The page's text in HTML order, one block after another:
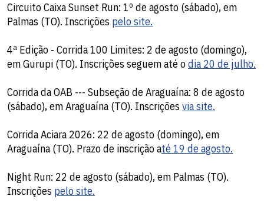
Circuito Caixa Sunset Run: 1º de agosto (sábado), em
Palmas (TO). Inscrições pelo site.
4ª Edição - Corrida 100 Limites: 2 de agosto (domingo),
em Gurupi (TO). Inscrições seguem até odia 20 de julho.
Corrida da OAB --- Subseção de Araguaína: 8 de agosto
(sábado), em Araguaína (TO). Inscrições via site.
Corrida Aciara 2026: 22 de agosto (domingo), em
Araguaína (TO). Prazo de inscrição até 19 de agosto.
Night Run: 22 de agosto (sábado), em Palmas (TO).
Inscrições pelo site.